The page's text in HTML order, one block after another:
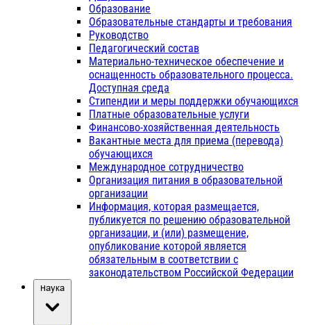
Образование
Образовательные стандарты и требования
Руководство
Педагогический состав
Материально-техническое обеспечение и
оснащенность образовательного процесса.
Доступная среда
Стипендии и меры поддержки обучающихся
Платные образовательные услуги
Финансово-хозяйственная деятельность
Вакантные места для приема (перевода)
обучающихся
Международное сотрудничество
Организация питания в образовательной
организации
Информация, которая размещается,
публикуется по решению образовательной
организации, и (или) размещение,
опубликование которой является
обязательным в соответствии с
законодательством Российской Федерации
Наука